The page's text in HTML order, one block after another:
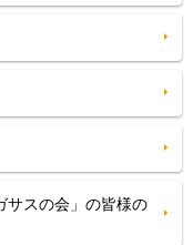
サスの会」の皆様の